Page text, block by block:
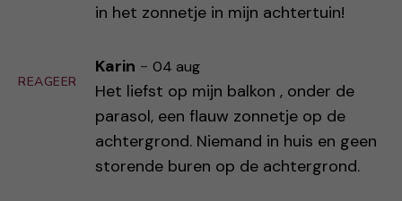
in het zonnetje in mijn achtertuin!
REAGEER
Karin - 04 aug
Het liefst op mijn balkon , onder de
parasol, een flauw zonnetje op de
achtergrond. Niemand in huis en geen
storende buren op de achtergrond.